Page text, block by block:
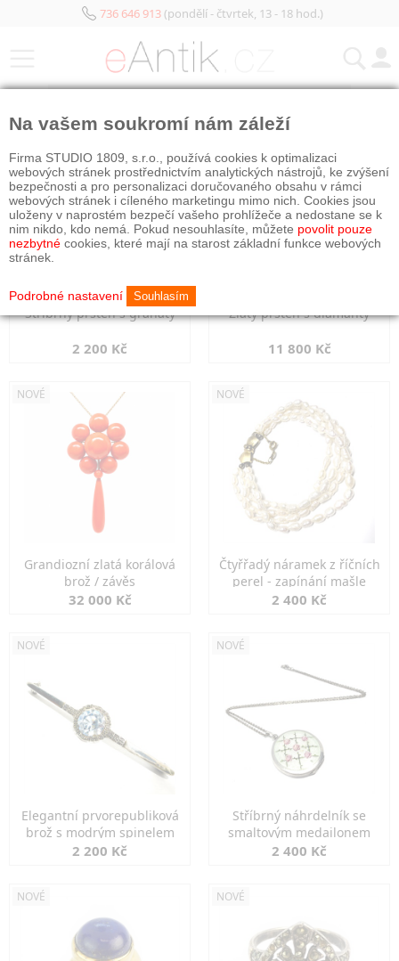
736 646 913(pondělí - čtvrtek, 13 - 18 hod.)
Stříbrný prsten s granáty
2 200 Kč
Zlatý prsten s diamanty
11 800 Kč
NOVÉ
Grandiozní zlatá korálová
brož / závěs
32 000 Kč
NOVÉ
Čtyřřadý náramek z říčních
perel - zapínání mašle
2 400 Kč
NOVÉ
Elegantní prvorepubliková
brož s modrým spinelem
2 200 Kč
NOVÉ
Stříbrný náhrdelník se
smaltovým medailonem
2 400 Kč
NOVÉ NOVÉ
Na vašem soukromí nám záleží
Firma STUDIO 1809, s.r.o., používá cookies k optimalizaci
webových stránek prostřednictvím analytických nástrojů, ke zvýšení
bezpečnosti a pro personalizaci doručovaného obsahu v rámci
webových stránek i cíleného marketingu mimo nich. Cookies jsou
uloženy v naprostém bezpečí vašeho prohlížeče a nedostane se k
nim nikdo, kdo nemá. Pokud nesouhlasíte, můžete povolit pouze
nezbytné cookies, které mají na starost základní funkce webových
stránek.
Podrobné nastavení Souhlasím